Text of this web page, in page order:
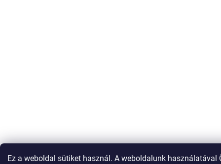
Ez a weboldal sütiket használ. A weboldalunk használatával